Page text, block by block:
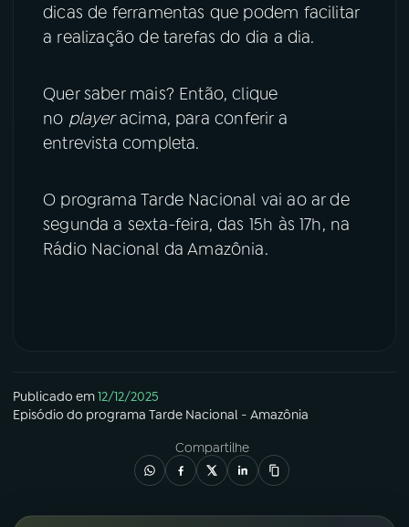
dicas de ferramentas que podem facilitar
a realização de tarefas do dia a dia.
Quer saber mais? Então, clique
no playeracima, para conferir a
entrevista completa.
O programa Tarde Nacional vai ao ar de
segunda a sexta-feira, das 15h às 17h, na
Rádio Nacional da Amazônia.
Publicado em12/12/2025
Episódio do programa Tarde Nacional - Amazônia
Compartilhe